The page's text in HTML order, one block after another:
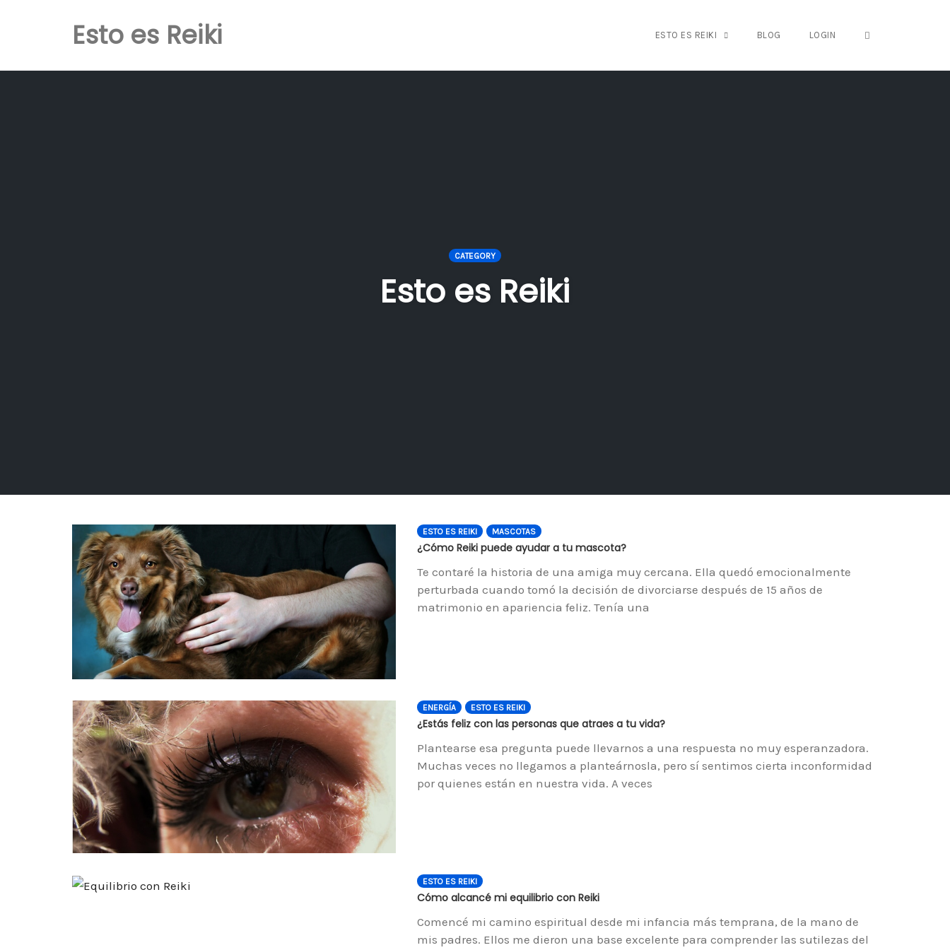
Esto es Reiki ESTO ES REIKI BLOG LOGIN
CATEGORY
Esto es Reiki
ESTO ES REIKI MASCOTAS
¿Cómo Reiki puede ayudar a tu mascota?
Te contaré la historia de una amiga muy cercana. Ella quedó emocionalmente
perturbada cuando tomó la decisión de divorciarse después de 15 años de
matrimonio en apariencia feliz. Tenía una
ENERGÍA ESTO ES REIKI
¿Estás feliz con las personas que atraes a tu vida?
Plantearse esa pregunta puede llevarnos a una respuesta no muy esperanzadora.
Muchas veces no llegamos a planteárnosla, pero sí sentimos cierta inconformidad
por quienes están en nuestra vida. A veces
ESTO ES REIKI
Cómo alcancé mi equilibrio con Reiki
Comencé mi camino espiritual desde mi infancia más temprana, de la mano de
mis padres. Ellos me dieron una base excelente para comprender las sutilezas del